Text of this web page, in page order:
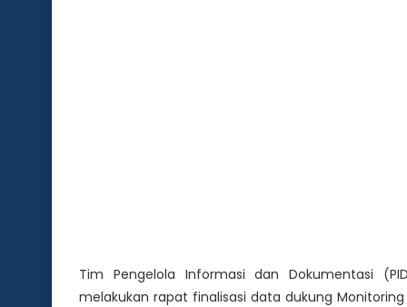
Tim Pengelola Informasi dan Dokumentasi
melakukan rapat finalisasi data dukung